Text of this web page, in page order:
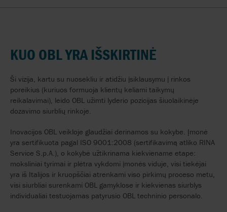
KUO OBL YRA IŠSKIRTINĖ
Ši vizija, kartu su nuosekliu ir atidžiu įsiklausymu į rinkos
poreikius (kuriuos formuoja klientų keliami taikymų
reikalavimai), leido OBL užimti lyderio pozicijas šiuolaikinėje
dozavimo siurblių rinkoje.
Inovacijos OBL veikloje glaudžiai derinamos su kokybe. Įmonė
yra sertifikuota pagal ISO 9001:2008 (sertifikavimą atliko RINA
Service S.p.A.), o kokybė užtikrinama kiekviename etape:
moksliniai tyrimai ir plėtra vykdomi įmonės viduje, visi tiekėjai
yra iš Italijos ir kruopščiai atrenkami viso pirkimų proceso metu,
visi siurbliai surenkami OBL gamyklose ir kiekvienas siurblys
individualiai testuojamas patyrusio OBL techninio personalo.